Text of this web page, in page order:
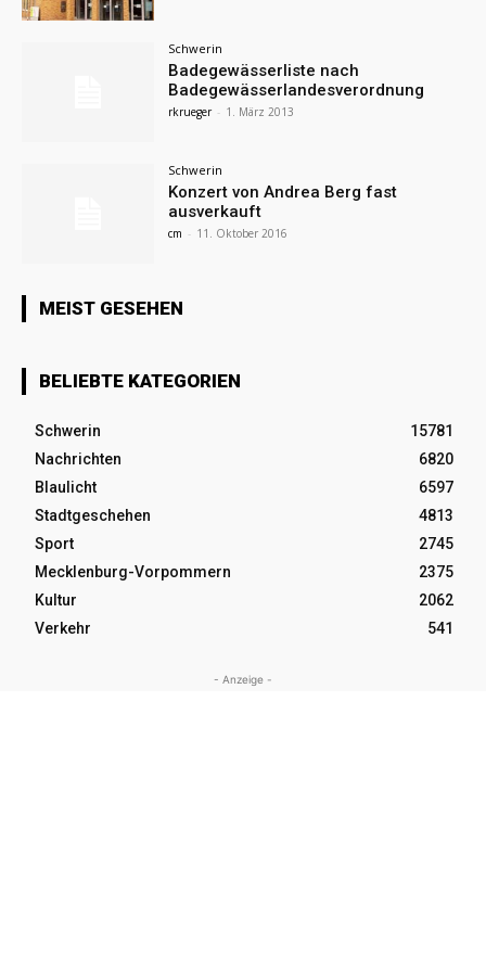
Schwerin
Badegewässerliste nach
Badegewässerlandesverordnung
rkrueger - 1. März 2013
Schwerin
Konzert von Andrea Berg fast
ausverkauft
cm - 11. Oktober 2016
MEIST GESEHEN
BELIEBTE KATEGORIEN
Schwerin
15781
Nachrichten
6820
Blaulicht
6597
Stadtgeschehen
4813
Sport
2745
Mecklenburg-Vorpommern
2375
Kultur
2062
Verkehr
541
- Anzeige -